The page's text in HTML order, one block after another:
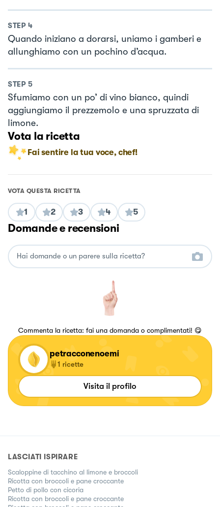
STEP 4
Quando iniziano a dorarsi, uniamo i gamberi e
allunghiamo con un pochino d’acqua.
STEP 5
Sfumiamo con un po’ di vino bianco, quindi
aggiungiamo il prezzemolo e una spruzzata di
limone.
Vota la ricetta
Fai sentire la tua voce, chef!
VOTA QUESTA RICETTA
1 2 3 4 5
Domande e recensioni
Commenta la ricetta: fai una domanda o complimentati! 😋
petracconenoemi
1 ricette
Visita il profilo
LASCIATI ISPIRARE
Scaloppine di tacchino al limone e broccoli
Ricotta con broccoli e pane croccante
Petto di pollo con cicoria
Ricotta con broccoli e pane croccante